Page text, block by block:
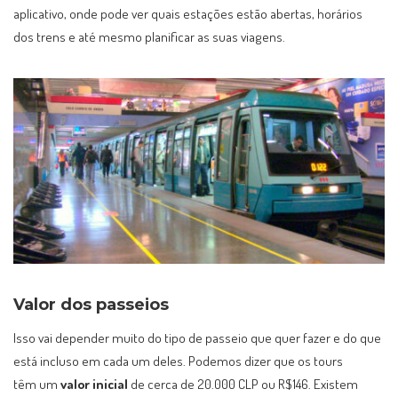
aplicativo, onde pode ver quais estações estão abertas, horários
dos trens e até mesmo planificar as suas viagens.
Valor dos passeios
Isso vai depender muito do tipo de passeio que quer fazer e do que
está incluso em cada um deles. Podemos dizer que os tours
têm um valor inicial de cerca de 20.000 CLP ou R$146. Existem